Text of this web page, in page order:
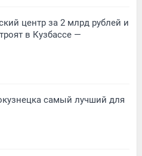
центр за 2 млрд рублей и
в Кузбассе —
самый лучший для